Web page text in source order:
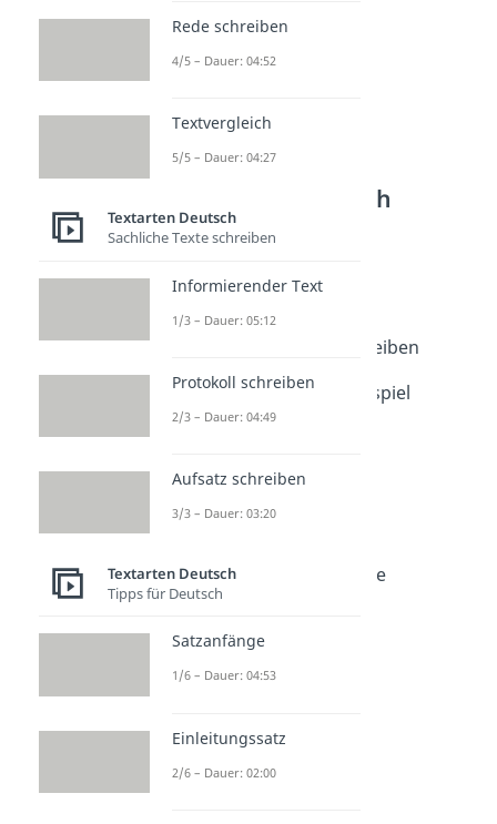
Weitere Inhalte:
Textarten Deutsch
Dramatik & Figuren
Dauer: 03:29
Dauer: 04:37
Charakterisierung schreiben
Charakterisierung - Beispiel
Dauer: 04:24
Rollenbiographie
Dauer: 04:44
Kommunikationsanalyse
Dauer: 05:05
Rede schreiben
4/5 – Dauer: 04:52
Textvergleich
5/5 – Dauer: 04:27
Textarten Deutsch
Sachliche Texte schreiben
Informierender Text
1/3 – Dauer: 05:12
Protokoll schreiben
2/3 – Dauer: 04:49
Aufsatz schreiben
3/3 – Dauer: 03:20
Textarten Deutsch
Tipps für Deutsch
Satzanfänge
1/6 – Dauer: 04:53
Einleitungssatz
2/6 – Dauer: 02:00